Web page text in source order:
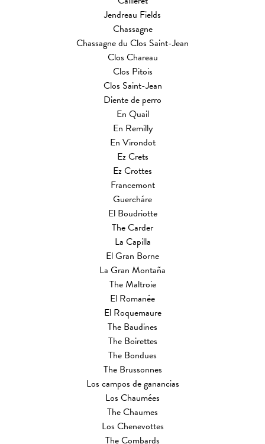
Jendreau Fields
Chassagne
Chassagne du Clos Saint-Jean
Clos Chareau
Clos Pitois
Clos Saint-Jean
Diente de perro
En Quail
En Remilly
En Virondot
Ez Crets
Ez Crottes
Francemont
Guercháre
El Boudriotte
The Carder
La Capilla
El Gran Borne
La Gran Montaña
The Maltroie
El Romanée
El Roquemaure
The Baudines
The Boirettes
The Bondues
The Brussonnes
Los campos de ganancias
Los Chaumées
The Chaumes
Los Chenevottes
The Combards